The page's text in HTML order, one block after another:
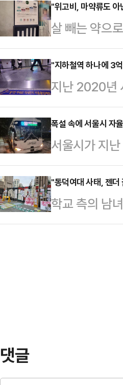
회 내 군 투입
분께 긴급 대
수 참모조차
간 만에 계엄
됐고, 계엄사
을 멘 계엄군
"위고비, 마약류도
살 빼는 약으
한됐다. 비대
가 제기됐기
스럽게 비대
중단 소식을
선 "치료제 처
처방해 달라
줄어들 것…
"지하철역 하나에 3
지난 2020년
곳에 미세먼
론에 따라 미
세먼지 흡입
지 흡입매트
문을 품는 시
시민들의 의
있다"고 밝혔
폭설 속에 서울시 자
서울시가 지
50㎞를 왕복
화원과 일용
하고 있는 가
설이 쏟아지
"동덕여대 사태, 젠
학교 측의 남
립이 장기화
댓글